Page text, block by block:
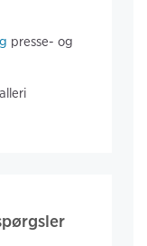
presse- og